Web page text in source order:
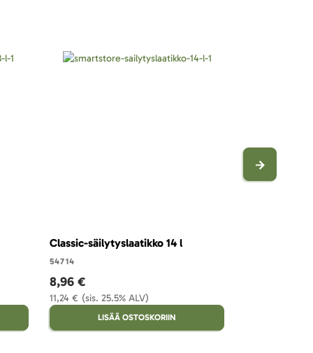
Classic-säilytyslaatikko 14 l
54714
(sis. 25.5% ALV)
11,24 €
8,96 €
LISÄÄ OSTOSKORIIN